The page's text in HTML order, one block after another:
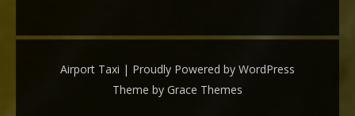
Airport Taxi | Proudly Powered by WordPress
Theme by Grace Themes